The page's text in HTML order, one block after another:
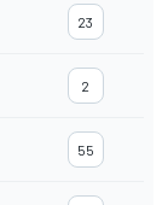
23
2
55